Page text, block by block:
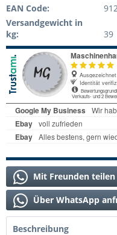
EAN Code:
Versandgewicht in
kg:
39
Mit Freunden teilen
Über WhatsApp
Beschreibung